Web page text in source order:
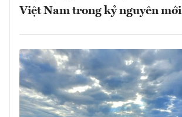
Việt Nam trong kỷ nguyên mới